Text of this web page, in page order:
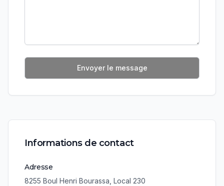
Envoyer le message
Informations de contact
Adresse
8255 Boul Henri Bourassa, Local 230